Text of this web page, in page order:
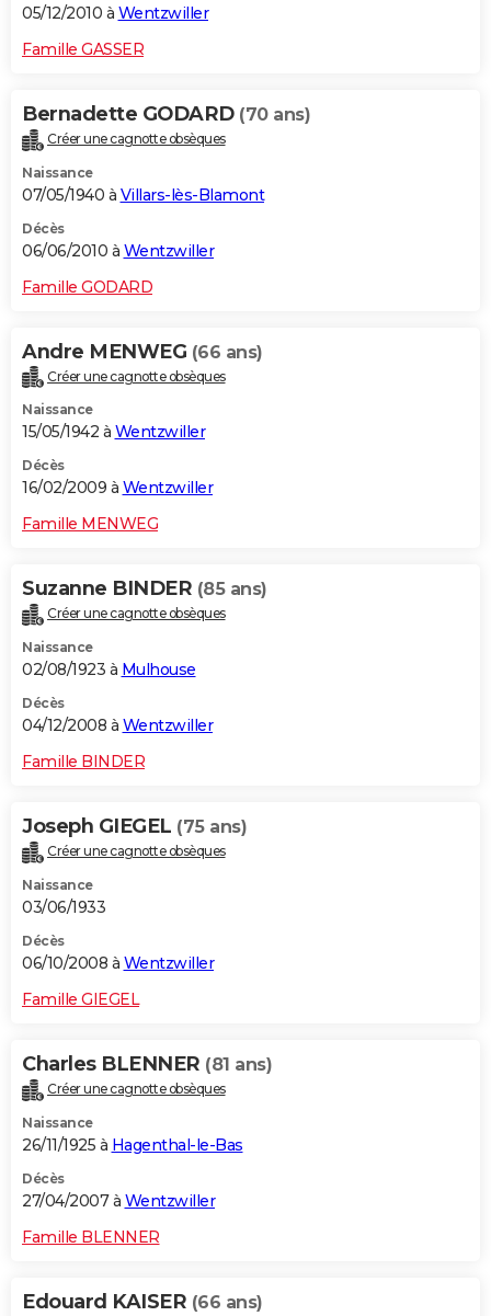
05/12/2010 à Wentzwiller
Famille GASSER
Bernadette GODARD (70 ans)
Créer une cagnotte obsèques
Naissance
07/05/1940 à Villars-lès-Blamont
Décès
06/06/2010 à Wentzwiller
Famille GODARD
Andre MENWEG (66 ans)
Créer une cagnotte obsèques
Naissance
15/05/1942 à Wentzwiller
Décès
16/02/2009 à Wentzwiller
Famille MENWEG
Suzanne BINDER (85 ans)
Créer une cagnotte obsèques
Naissance
02/08/1923 à Mulhouse
Décès
04/12/2008 à Wentzwiller
Famille BINDER
Joseph GIEGEL (75 ans)
Créer une cagnotte obsèques
Naissance
03/06/1933
Décès
06/10/2008 à Wentzwiller
Famille GIEGEL
Charles BLENNER (81 ans)
Créer une cagnotte obsèques
Naissance
26/11/1925 à Hagenthal-le-Bas
Décès
27/04/2007 à Wentzwiller
Famille BLENNER
Edouard KAISER (66 ans)